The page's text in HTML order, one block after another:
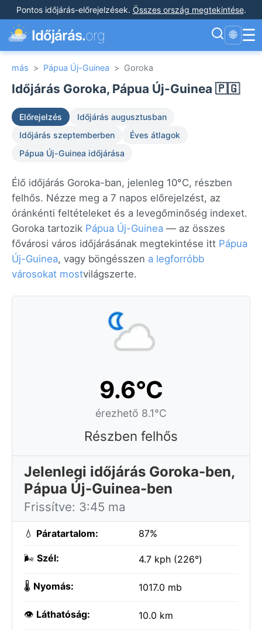
Pontos időjárás-előrejelzések. Összes ország megtekintése.
Időjárás.org 🌐 ☰
más > Pápua Új-Guinea > Goroka
Időjárás Goroka, Pápua Új-Guinea 🇵🇬
Előrejelzés
Időjárás augusztusban
Időjárás szeptemberben
Éves átlagok
Pápua Új-Guinea időjárása
Élő időjárás Goroka-ban, jelenleg 10°C, részben
felhős. Nézze meg a 7 napos előrejelzést, az
óránkénti feltételeket és a levegőminőség indexet.
Goroka tartozik Pápua Új-Guinea — az összes
fővárosi város időjárásának megtekintése itt Pápua
Új-Guinea, vagy böngésszen a legforróbb
városokat mostvilágszerte.
9.6°C
érezhető 8.1°C
Részben felhős
Jelenlegi időjárás Goroka-ben,
Pápua Új-Guinea-ben
Frissítve: 3:45 ma
💧 Páratartalom: 87%
🌬️ Szél: 4.7 kph (226°)
🌡️ Nyomás: 1017.0 mb
👁️ Láthatóság: 10.0 km